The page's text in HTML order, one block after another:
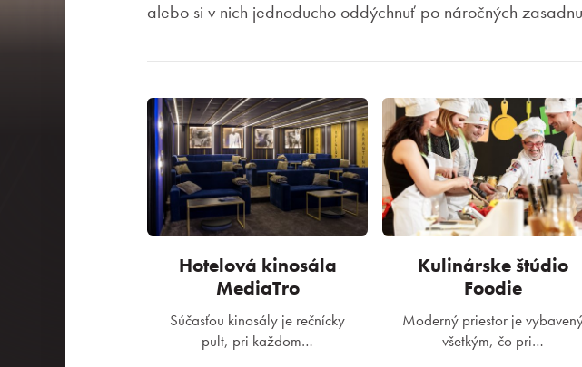
alebo si v nich jednoducho oddýchnuť po náročných
Hotelová kinosála
MediaTro
Súčasťou kinosály je rečnícky
pult, pri každom…
Kulinárske štúdio
Foodie
Moderný priestor je
všetkým, čo pri…